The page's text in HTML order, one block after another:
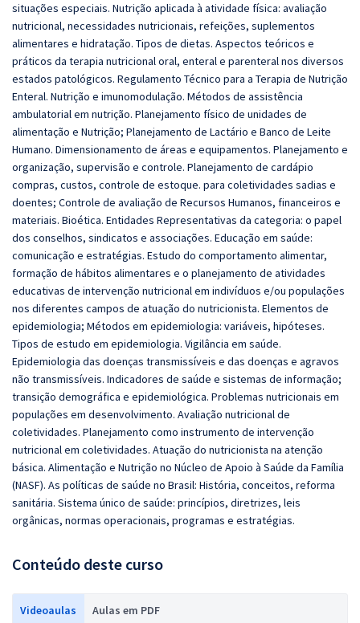
situações especiais. Nutrição aplicada à atividade física: avaliação
nutricional, necessidades nutricionais, refeições, suplementos
alimentares e hidratação. Tipos de dietas. Aspectos teóricos e
práticos da terapia nutricional oral, enteral e parenteral nos diversos
estados patológicos. Regulamento Técnico para a Terapia de Nutrição
Enteral. Nutrição e imunomodulação. Métodos de assistência
ambulatorial em nutrição. Planejamento físico de unidades de
alimentação e Nutrição; Planejamento de Lactário e Banco de Leite
Humano. Dimensionamento de áreas e equipamentos. Planejamento e
organização, supervisão e controle. Planejamento de cardápio
compras, custos, controle de estoque. para coletividades sadias e
doentes; Controle de avaliação de Recursos Humanos, financeiros e
materiais. Bioética. Entidades Representativas da categoria: o papel
dos conselhos, sindicatos e associações. Educação em saúde:
comunicação e estratégias. Estudo do comportamento alimentar,
formação de hábitos alimentares e o planejamento de atividades
educativas de intervenção nutricional em indivíduos e/ou populações
nos diferentes campos de atuação do nutricionista. Elementos de
epidemiologia; Métodos em epidemiologia: variáveis, hipóteses.
Tipos de estudo em epidemiologia. Vigilância em saúde.
Epidemiologia das doenças transmissíveis e das doenças e agravos
não transmissíveis. Indicadores de saúde e sistemas de informação;
transição demográfica e epidemiológica. Problemas nutricionais em
populações em desenvolvimento. Avaliação nutricional de
coletividades. Planejamento como instrumento de intervenção
nutricional em coletividades. Atuação do nutricionista na atenção
básica. Alimentação e Nutrição no Núcleo de Apoio à Saúde da Família
(NASF). As políticas de saúde no Brasil: História, conceitos, reforma
sanitária. Sistema único de saúde: princípios, diretrizes, leis
orgânicas, normas operacionais, programas e estratégias.
Conteúdo deste curso
Videoaulas Aulas em PDF